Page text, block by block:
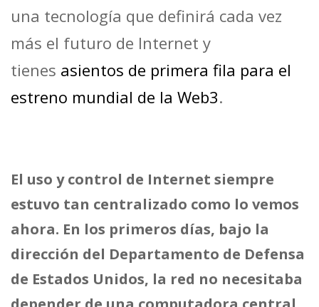
una tecnología que definirá cada vez
más el futuro de Internet y
tienes asientos de primera fila para el
estreno mundial de la Web3.
El uso y control de Internet siempre
estuvo tan centralizado como lo vemos
ahora. En los primeros días, bajo la
dirección del Departamento de Defensa
de Estados Unidos, la red no necesitaba